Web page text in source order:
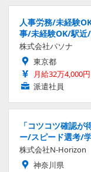
人事労務/未経験
事/未経験OK/駅近
株式会社パソナ
東京都
月給32万4,000
派遣社員
「コツコツ確認
ー/スピード選考/
株式会社N-Horizon
神奈川県